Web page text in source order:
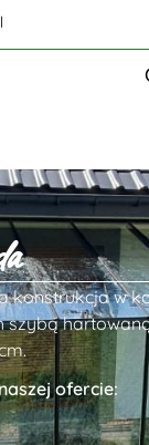
konstrukcja w
ofercie: